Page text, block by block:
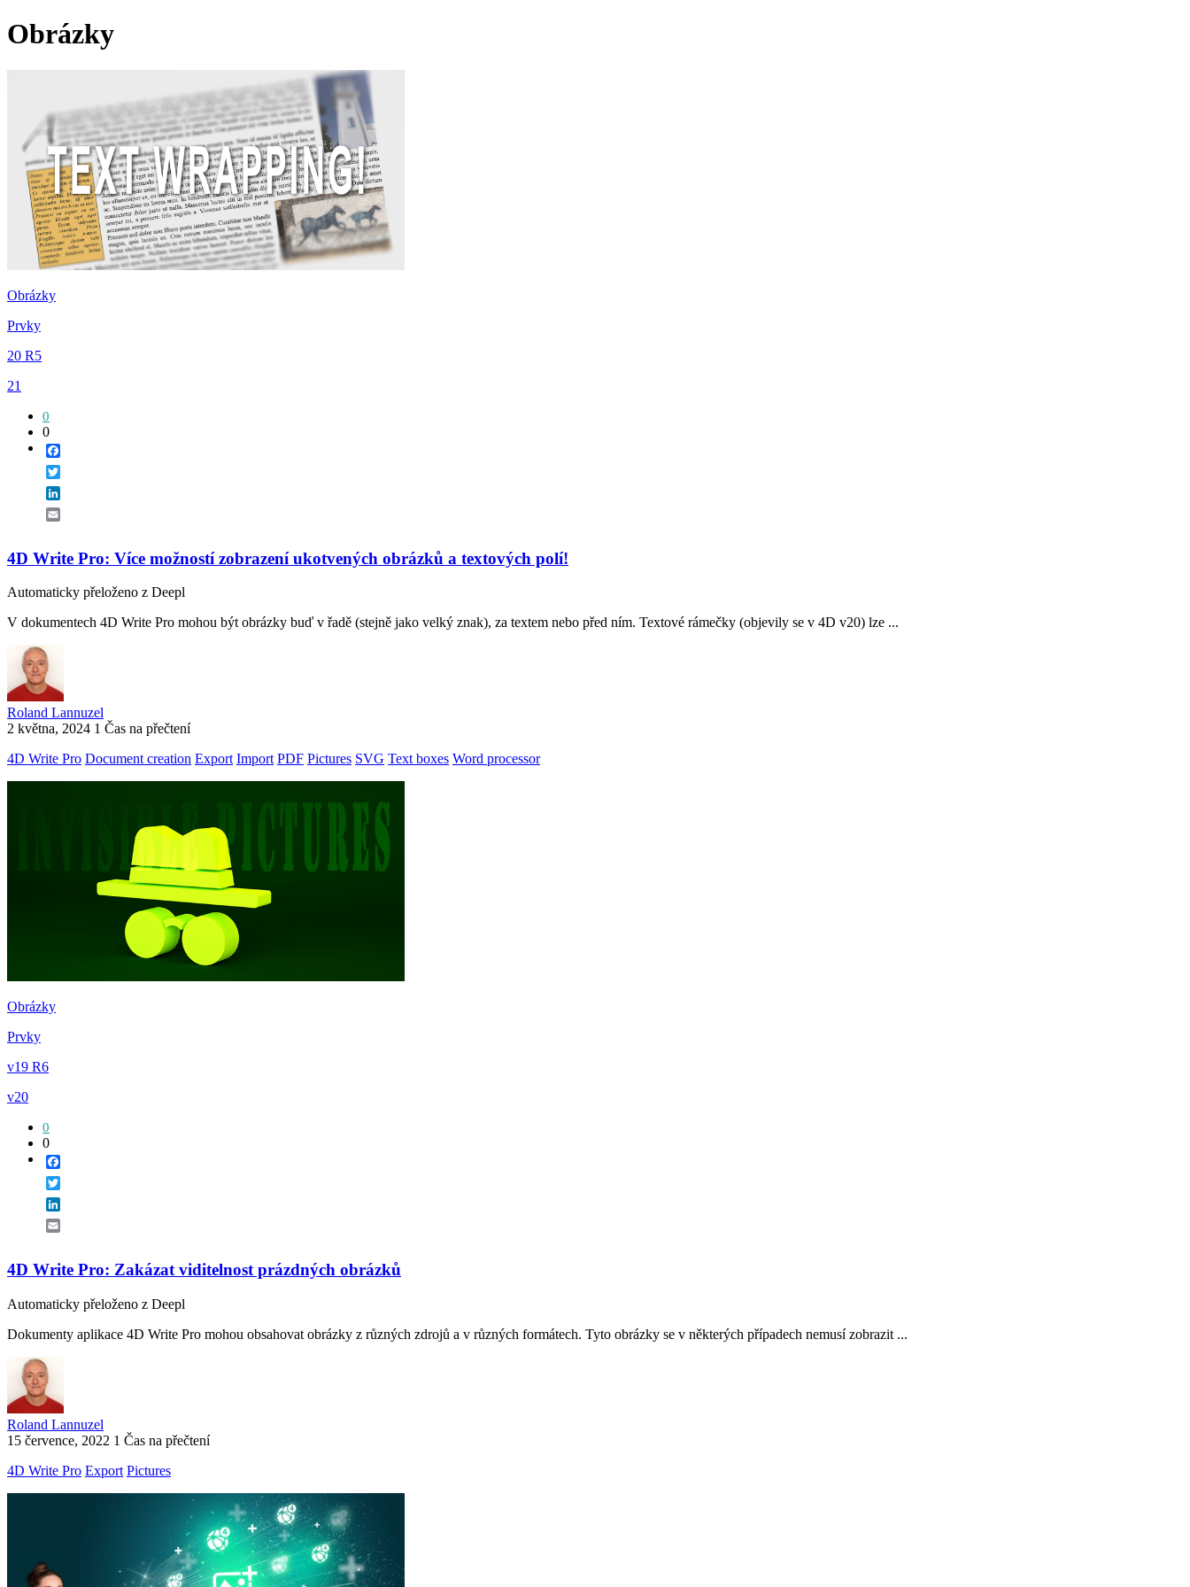
Obrázky
Obrázky
Prvky
20 R5
21
0
0
4D Write Pro: Více možností zobrazení ukotvených obrázků a textových polí!
Automaticky přeloženo z Deepl
V dokumentech 4D Write Pro mohou být obrázky buď v řadě (stejně jako velký znak), za textem nebo před ním. Textové rámečky (objevily se v 4D v20) lze ...
Roland Lannuzel
2 května, 2024 1 Čas na přečtení
4D Write Pro Document creation Export Import PDF Pictures SVG Text boxes Word processor
Obrázky
Prvky
v19 R6
v20
0
0
4D Write Pro: Zakázat viditelnost prázdných obrázků
Automaticky přeloženo z Deepl
Dokumenty aplikace 4D Write Pro mohou obsahovat obrázky z různých zdrojů a v různých formátech. Tyto obrázky se v některých případech nemusí zobrazit ...
Roland Lannuzel
15 července, 2022 1 Čas na přečtení
4D Write Pro Export Pictures